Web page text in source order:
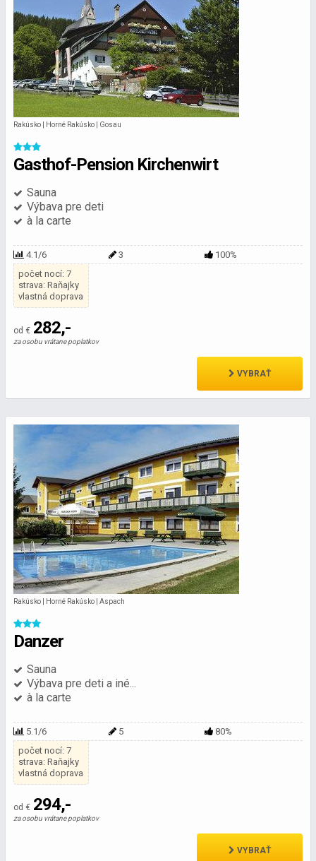
Rakúsko | Horné Rakúsko | Gosau
Gasthof-Pension Kirchenwirt
Sauna
Výbava pre deti
à la carte
4.1/6 3
100%
počet nocí: 7
strava: Raňajky
vlastná doprava
od € 282,-
za osobu vrátane poplatkov
VYBRAŤ
Rakúsko | Horné Rakúsko | Aspach
Danzer
Sauna
Výbava pre deti a iné...
à la carte
5.1/6 5
80%
počet nocí: 7
strava: Raňajky
vlastná doprava
od € 294,-
za osobu vrátane poplatkov
VYBRAŤ